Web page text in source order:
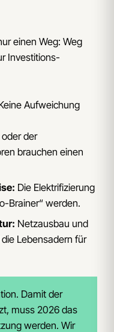
einen Weg: Weg
Investitions-
Aufweichung
der
brauchen einen
Die Elektrifizierung
Brainer“ werden.
Netzausbau und
Lebensadern für
Damit der
muss 2026 das
werden. Wir